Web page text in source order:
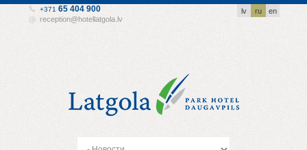
lv ru en
+371 65 404 900
reception@hotellatgola.lv